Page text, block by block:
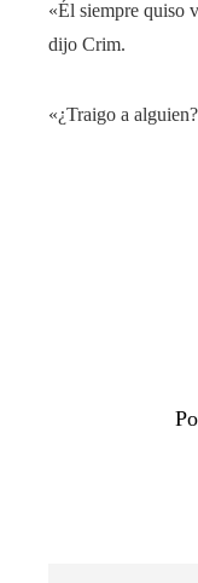
«Él siempre quiso
dijo Crim.
«¿Traigo a